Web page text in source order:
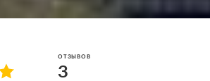
ОТЗЫВОВ
3